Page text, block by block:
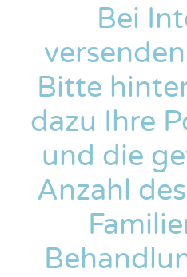
Bei
Bitte
dazu Ihre
und die
Anzahl